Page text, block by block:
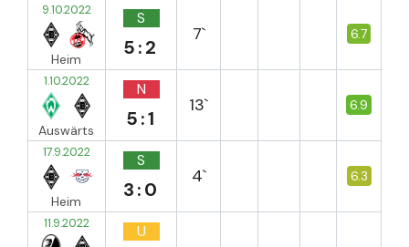
9.10.2022
Heim
S
5:2
7` 6.7
1.10.2022
Auswärts
N
5:1
13` 6.9
17.9.2022
Heim
S
3:0
4` 6.3
11.9.2022 U